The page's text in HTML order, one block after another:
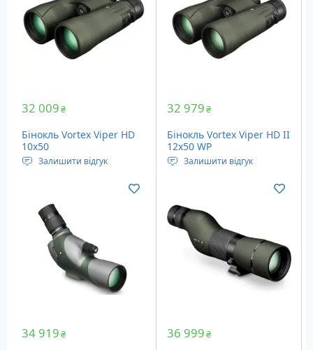
32 009₴
Бінокль Vortex Viper HD
10x50
Залишити відгук
Кратність наближення:
Діаметр об'єктива: 50 мм
Кут огляду: 6.6°
Вага: 805 грам
32 979₴
Бінокль Vortex Viper HD II
12x50 WP
Залишити відгук
Кратність наближення:
Діаметр об'єктива: 50 мм
Кут огляду: 5.4 °
Вага: 816 грам
34 919₴ 36 999₴